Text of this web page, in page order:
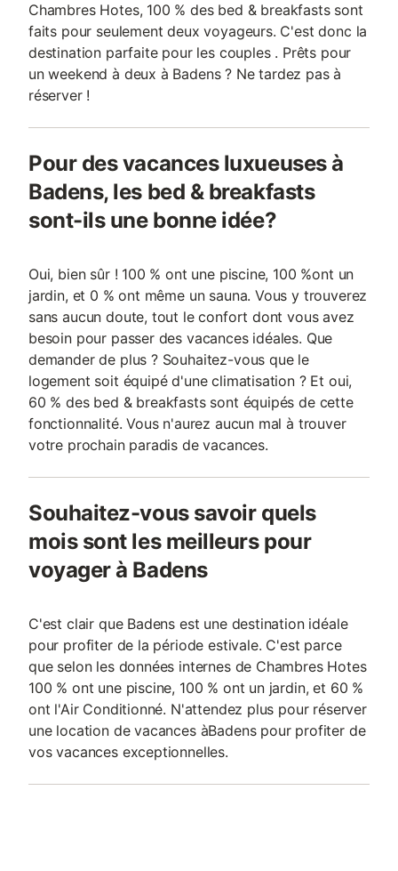
Chambres Hotes, 100 % des bed & breakfasts sont
faits pour seulement deux voyageurs. C'est donc la
destination parfaite pour les couples . Prêts pour
un weekend à deux à Badens ? Ne tardez pas à
réserver !
Pour des vacances luxueuses à
Badens, les bed & breakfasts
sont-ils une bonne idée?
Oui, bien sûr ! 100 % ont une piscine, 100 %ont un
jardin, et 0 % ont même un sauna. Vous y trouverez
sans aucun doute, tout le confort dont vous avez
besoin pour passer des vacances idéales. Que
demander de plus ? Souhaitez-vous que le
logement soit équipé d'une climatisation ? Et oui,
60 % des bed & breakfasts sont équipés de cette
fonctionnalité. Vous n'aurez aucun mal à trouver
votre prochain paradis de vacances.
Souhaitez-vous savoir quels
mois sont les meilleurs pour
voyager à Badens
C'est clair que Badens est une destination idéale
pour profiter de la période estivale. C'est parce
que selon les données internes de Chambres Hotes
100 % ont une piscine, 100 % ont un jardin, et 60 %
ont l'Air Conditionné. N'attendez plus pour réserver
une location de vacances àBadens pour profiter de
vos vacances exceptionnelles.